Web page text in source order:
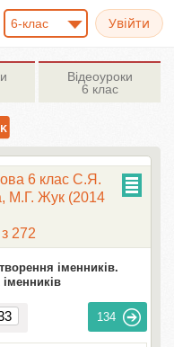
6-клас
Відеоуроки
6 клас
6 клас С.Я.
М.Г. Жук (2014
272
іменників.
134